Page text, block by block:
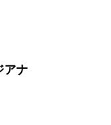
アナ